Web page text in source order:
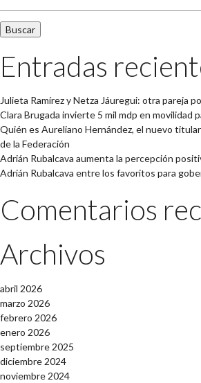
Entradas
Julieta Ramírez y Netza Jáuregui: otra pareja
Clara Brugada invierte 5 mil mdp en movilidad
Quién es Aureliano Hernández, el nuevo
de la Federación
Adrián Rubalcava aumenta la percepción
Adrián Rubalcava entre los favoritos para
Comentarios
Archivos
abril 2026
marzo 2026
febrero 2026
enero 2026
septiembre 2025
diciembre 2024
noviembre 2024